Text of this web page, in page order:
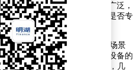
用计算核心，应用场景极为广泛，
存带宽等具体参数来界定其是否专
主要服务于AI训练这一特定场景
电脑、移动设备等各类计算设备的
实施类似GPU的出口限制，几